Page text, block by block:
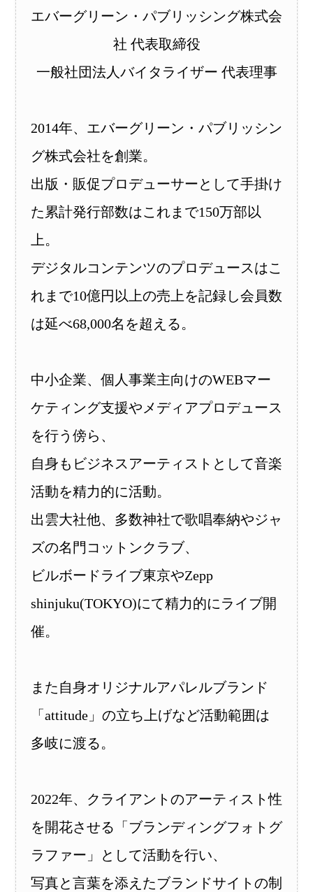
エバーグリーン・パブリッシング株式会
社 代表取締役
一般社団法人バイタライザー 代表理事
2014年、エバーグリーン・パブリッシン
グ株式会社を創業。
出版・販促プロデューサーとして手掛け
た累計発行部数はこれまで150万部以
上。
デジタルコンテンツのプロデュースはこ
れまで10億円以上の売上を記録し会員数
は延べ68,000名を超える。
中小企業、個人事業主向けのWEBマー
ケティング支援やメディアプロデュース
を行う傍ら、
自身もビジネスアーティストとして音楽
活動を精力的に活動。
出雲大社他、多数神社で歌唱奉納やジャ
ズの名門コットンクラブ、
ビルボードライブ東京やZepp
shinjuku(TOKYO)にて精力的にライブ開
催。
また自身オリジナルアパレルブランド
「attitude」の立ち上げなど活動範囲は
多岐に渡る。
2022年、クライアントのアーティスト性
を開花させる「ブランディングフォトグ
ラファー」として活動を行い、
写真と言葉を添えたブランドサイトの制